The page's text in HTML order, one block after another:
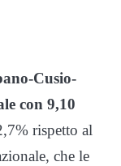
Cusio-
con 9,10
rispetto al
che le